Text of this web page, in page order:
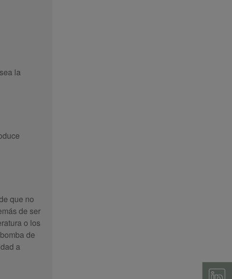
la
que no
de ser
o los
de
a